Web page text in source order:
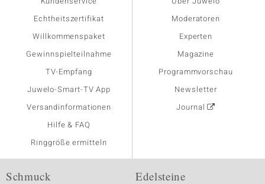
Echtheitszertifikat
Willkommenspaket
Gewinnspielteilnahme
TV-Empfang
Juwelo-Smart-TV App
Versandinformationen
Hilfe & FAQ
Ringgröße ermitteln
Moderatoren
Experten
Magazine
Programmvorschau
Newsletter
Journal
Schmuck Edelsteine